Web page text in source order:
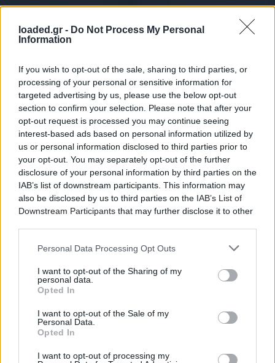
loaded.gr - Do Not Process My Personal
Information
If you wish to opt-out of the sale, sharing to third parties, or
processing of your personal or sensitive information for
targeted advertising by us, please use the below opt-out
section to confirm your selection. Please note that after your
opt-out request is processed you may continue seeing
interest-based ads based on personal information utilized by
us or personal information disclosed to third parties prior to
your opt-out. You may separately opt-out of the further
disclosure of your personal information by third parties on the
IAB’s list of downstream participants. This information may
also be disclosed by us to third parties on the IAB’s List of
Downstream Participants that may further disclose it to other
Personal Data Processing Opt Outs
I want to opt-out of the Sharing of my
personal data.
Opted In
I want to opt-out of the Sale of my
Personal Data.
Opted In
I want to opt-out of processing my